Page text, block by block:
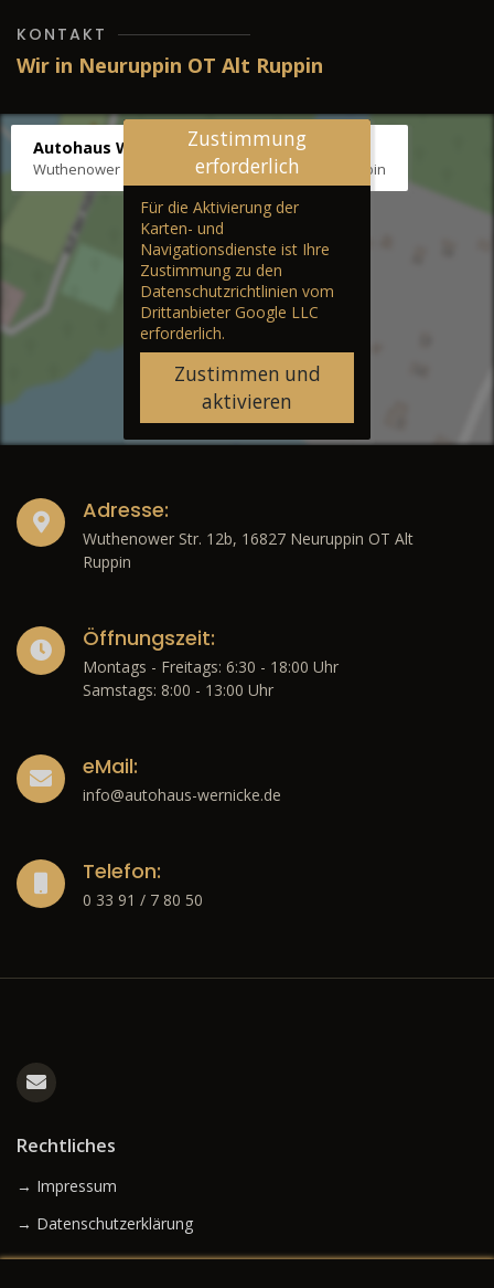
KONTAKT
Wir in Neuruppin OT Alt Ruppin
Autohaus Wernicke
Wuthenower Str. 12b, 16827 Neuruppin OT Alt Ruppin
Zustimmung
erforderlich
Für die Aktivierung der
Karten- und
Navigationsdienste ist Ihre
Zustimmung zu den
Datenschutzrichtlinien vom
Drittanbieter Google LLC
erforderlich.
Zustimmen und
aktivieren
Adresse:
Wuthenower Str. 12b, 16827 Neuruppin OT Alt
Ruppin
Öffnungszeit:
Montags - Freitags: 6:30 - 18:00 Uhr
Samstags: 8:00 - 13:00 Uhr
eMail:
info@autohaus-wernicke.de
Telefon:
0 33 91 / 7 80 50
Rechtliches
→ Impressum
→ Datenschutzerklärung